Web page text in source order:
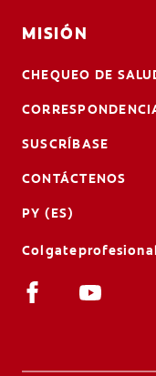
MISIÓN
CHEQUEO DE
SUSCRÍBASE
CONTÁCTENOS
PY (ES)